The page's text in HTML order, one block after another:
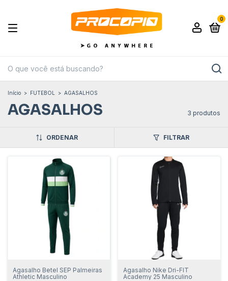
0
Início > FUTEBOL > AGASALHOS
AGASALHOS 3 produtos
ORDENAR FILTRAR
Agasalho Betel SEP Palmeiras
Athletic Masculino
Agasalho Nike Dri-FIT
Academy 25 Masculino